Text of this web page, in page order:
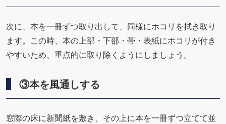
次に、本を一冊ずつ取り出して、同様にホコリを拭き取り
ます。この時、本の上部・下部・帯・表紙にホコリが付き
やすいため、重点的に取り除くようにしましょう。
③本を風通しする
窓際の床に新聞紙を敷き、その上に本を一冊ずつ立てて並